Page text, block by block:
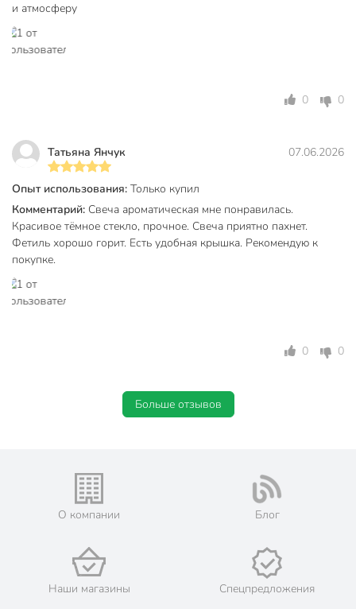
и переноски, а подарочная упаковка делает её готовым
презентом.
Количество в упаковке, шт
Страна производства
Цвет
в ассортименте
Праздники
Новый год
с подсвечником
Вид фитиля
хлопковый
соевый воск
Артикул производителя
А030144
и атмосферу
0 0
Татьяна Янчук 07.06.2026
Опыт использования: Только купил
Комментарий: Свеча ароматическая мне понравилась.
Красивое тёмное стекло, прочное. Свеча приятно пахнет.
Фетиль хорошо горит. Есть удобная крышка. Рекомендую к
покупке.
0 0
Больше отзывов
О компании Блог
Наши магазины Спецпредложения